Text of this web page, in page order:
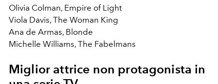
Olivia Colman, Empire of Light
Viola Davis, The Woman King
Ana de Armas, Blonde
Michelle Williams, The Fabelmans
Miglior attrice non protagonista in